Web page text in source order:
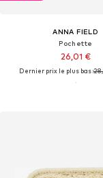
ANNA FIELD
Pochette
26,01 €
Dernier prix le plus bas :